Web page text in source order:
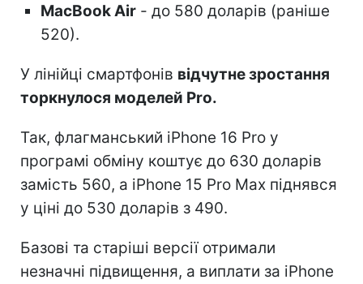
MacBook Air - до 580 доларів (раніше
520).
У лінійці смартфонів відчутне зростання
торкнулося моделей Pro.
Так, флагманський iPhone 16 Pro у
програмі обміну коштує до 630 доларів
замість 560, а iPhone 15 Pro Max піднявся
у ціні до 530 доларів з 490.
Базові та старіші версії отримали
незначні підвищення, а виплати за iPhone